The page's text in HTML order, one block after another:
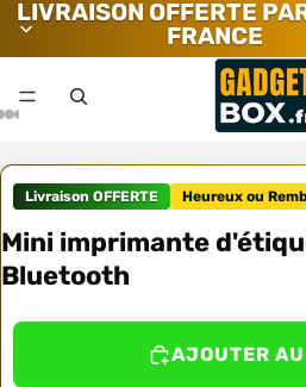
LIVRAISON OFFERTE
FRANCE
Livraison OFFERTE Heureux ou
Mini imprimante
Bluetooth
AJOUTER